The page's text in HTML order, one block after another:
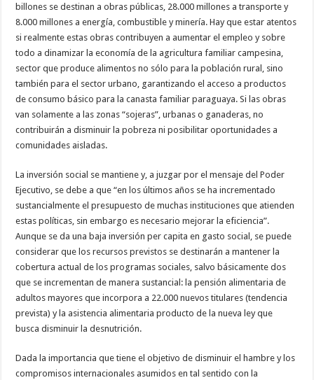
billones se destinan a obras públicas, 28.000 millones a transporte y
8.000 millones a energía, combustible y minería. Hay que estar atentos
si realmente estas obras contribuyen a aumentar el empleo y sobre
todo a dinamizar la economía de la agricultura familiar campesina,
sector que produce alimentos no sólo para la población rural, sino
también para el sector urbano, garantizando el acceso a productos
de consumo básico para la canasta familiar paraguaya. Si las obras
van solamente a las zonas “sojeras”, urbanas o ganaderas, no
contribuirán a disminuir la pobreza ni posibilitar oportunidades a
comunidades aisladas.
La inversión social se mantiene y, a juzgar por el mensaje del Poder
Ejecutivo, se debe a que “en los últimos años se ha incrementado
sustancialmente el presupuesto de muchas instituciones que atienden
estas políticas, sin embargo es necesario mejorar la eficiencia”.
Aunque se da una baja inversión per capita en gasto social, se puede
considerar que los recursos previstos se destinarán a mantener la
cobertura actual de los programas sociales, salvo básicamente dos
que se incrementan de manera sustancial: la pensión alimentaria de
adultos mayores que incorpora a 22.000 nuevos titulares (tendencia
prevista) y la asistencia alimentaria producto de la nueva ley que
busca disminuir la desnutrición.
Dada la importancia que tiene el objetivo de disminuir el hambre y los
compromisos internacionales asumidos en tal sentido con la